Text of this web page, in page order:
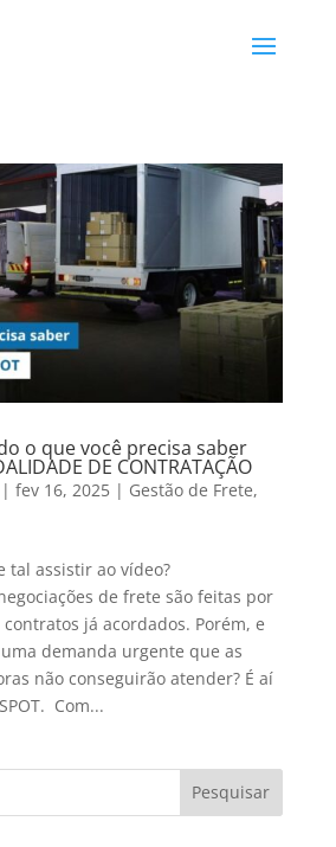
o que você precisa saber
DE CONTRATAÇÃO
| fev 16, 2025| Gestão de Frete,
tal assistir ao vídeo?
de frete são feitas por
já acordados. Porém, e
demanda urgente que as
não conseguirão atender? É aí
Com...